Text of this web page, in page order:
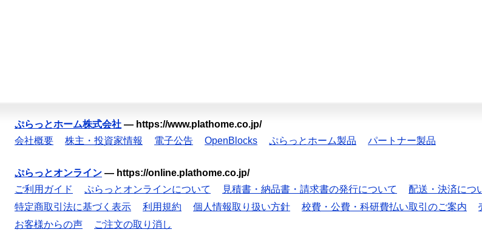
ぷらっとホーム株式会社 — https://www.plathome.co.jp/
会社概要
株主・投資家情報 電子公告 OpenBlocks ぷらっとホーム製品 パートナー製品
ぷらっとオンライン — https://online.plathome.co.jp/
ご利用ガイド
ぷらっとオンラインについて 見積書・納品書・請求書の発行について 配送・決済につ
特定商取引法に基づく表示
利用規約 個人情報取り扱い方針 校費・公費・科研費払い取引のご案内
お客様からの声
ご注文の取り消し